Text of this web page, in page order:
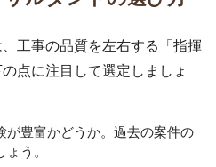
工事の品質を左右する「指揮
点に注目して選定しましょ
が豊富かどうか。過去の案件の
う。